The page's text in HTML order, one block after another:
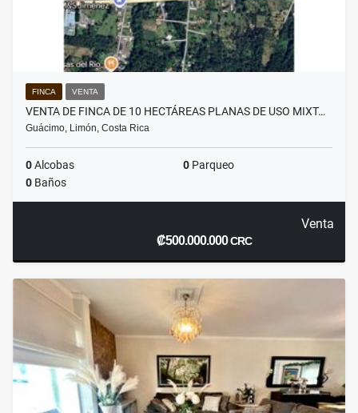
FINCA VENTA
VENTA DE FINCA DE 10 HECTÁREAS PLANAS DE USO MIXT…
Guácimo, Limón, Costa Rica
0Alcobas 0 Parqueo
0 Baños
Venta
₡500.000.000CRC